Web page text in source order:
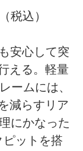
込）
安心して突
える。軽量
ームには、
減らすリア
にかなった
ットを搭